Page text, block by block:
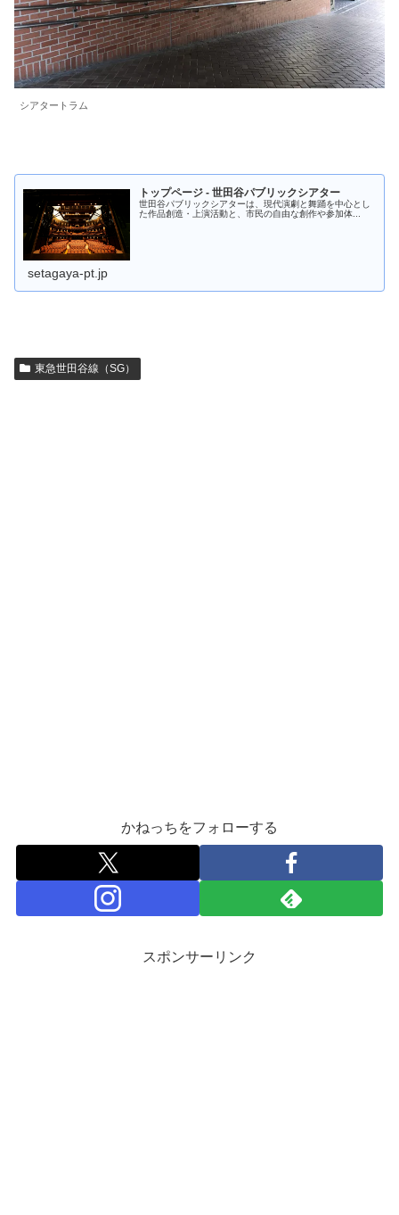
シアタートラム
トップページ - 世田谷パブリックシアター
世田谷パブリックシアターは、現代演劇と舞踊を中心とし
た作品創造・上演活動と、市民の自由な創作や参加体...
setagaya-pt.jp
東急世田谷線（SG）
かねっちをフォローする
スポンサーリンク